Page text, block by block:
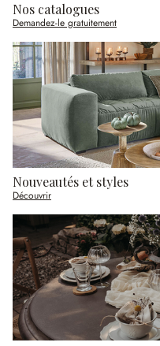
Nos catalogues
Demandez-le gratuitement
Nouveautés et styles
Découvrir